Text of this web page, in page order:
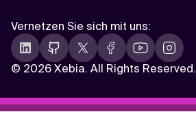
© 2026 Xebia. All Rights Reserved.
Vernetzen Sie sich mit uns: